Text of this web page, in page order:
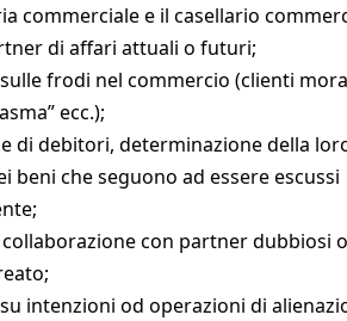
commerciale e il casellario
di affari attuali o futuri;
frodi nel commercio (clienti
ecc.);
di debitori, determinazione della
beni che seguono ad essere escussi
con partner dubbiosi
intenzioni od operazioni di